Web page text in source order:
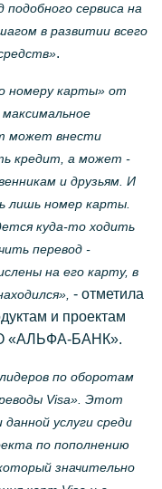
сервиса на
в развитии всего
.
номеру карты» от
может внести
кредит, а может -
и друзьям. И
лишь номер карты.
куда-то ходить
перевод -
на его карту, в
- отметила
и проектам
«АЛЬФА-БАНК».
по оборотам
Visa». Этот
услуги среди
по пополнению
значительно